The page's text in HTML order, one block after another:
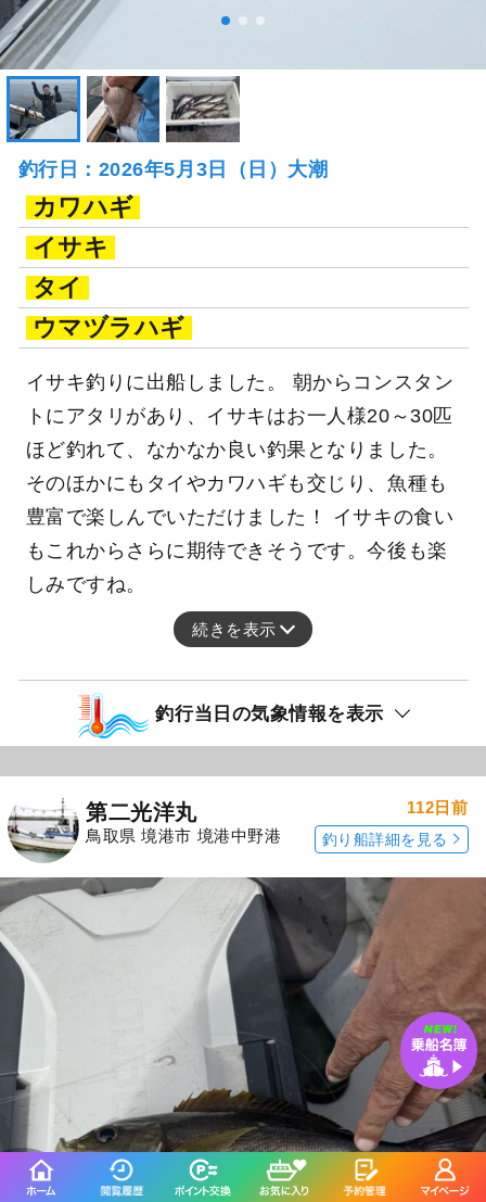
釣行日：2026年5月3日（日）大潮
カワハギ
イサキ
タイ
ウマヅラハギ
イサキ釣りに出船しました。 朝からコンスタン
トにアタリがあり、イサキはお一人様20～30匹
ほど釣れて、なかなか良い釣果となりました。
そのほかにもタイやカワハギも交じり、魚種も
豊富で楽しんでいただけました！ イサキの食い
もこれからさらに期待できそうです。今後も楽
しみですね。
続きを表示
釣行当日の気象情報を表示
第二光洋丸
鳥取県 境港市 境港中野港
112日前
釣り船詳細を見る